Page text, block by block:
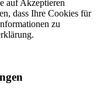
auf Akzeptieren
dass Ihre Cookies für
zu